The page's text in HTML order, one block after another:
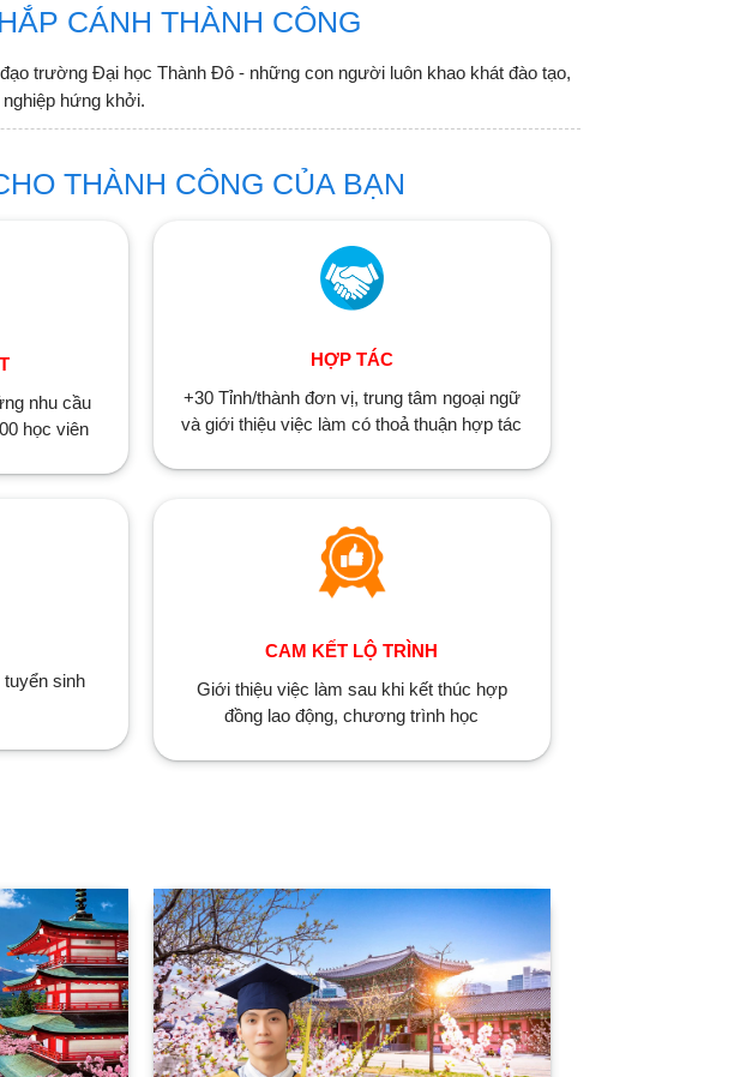
CÁNH THÀNH CÔNG
trường Đại học Thành Đô - những con người luôn khao khát đào tạo,
hứng khởi.
THÀNH CÔNG CỦA BẠN
nhu cầu
học viên
HỢP TÁC
+30 Tỉnh/thành đơn vị, trung tâm ngoại ngữ
và giới thiệu việc làm có thoả thuận hợp tác
sinh
CAM KẾT LỘ TRÌNH
Giới thiệu việc làm sau khi kết thúc hợp
đồng lao động, chương trình học